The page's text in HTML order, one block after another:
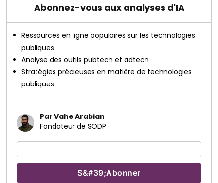
Abonnez-vous aux analyses d'IA
Ressources en ligne populaires sur les technologies
publiques
Analyse des outils pubtech et adtech
Stratégies précieuses en matière de technologies
publiques
Par Vahe Arabian
Fondateur de SODP